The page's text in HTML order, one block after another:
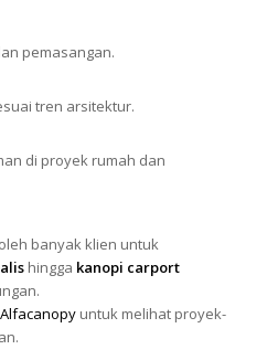
pemasangan.
tren arsitektur.
di proyek rumah dan
banyak klien untuk
hingga kanopi carport
untuk melihat proyek-